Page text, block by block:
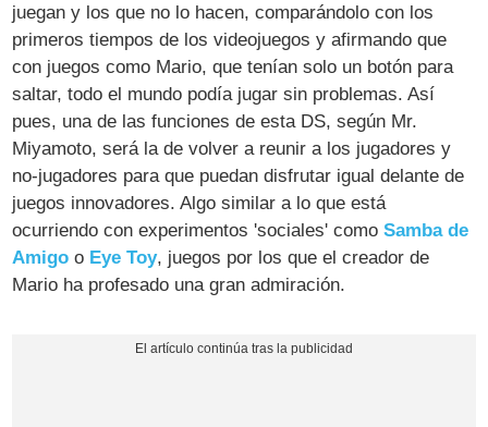
juegan y los que no lo hacen, comparándolo con los
primeros tiempos de los videojuegos y afirmando que
con juegos como Mario, que tenían solo un botón para
saltar, todo el mundo podía jugar sin problemas. Así
pues, una de las funciones de esta DS, según Mr.
Miyamoto, será la de volver a reunir a los jugadores y
no-jugadores para que puedan disfrutar igual delante de
juegos innovadores. Algo similar a lo que está
ocurriendo con experimentos 'sociales' comoSamba de
Amigo o Eye Toy, juegos por los que el creador de
Mario ha profesado una gran admiración.